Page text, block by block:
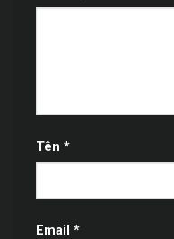
Tên *
Email *